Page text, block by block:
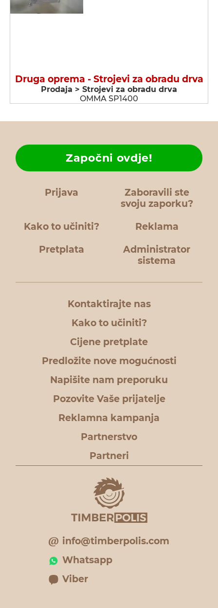
Druga oprema - Strojevi za obradu drva
Prodaja > Strojevi za obradu drva
OMMA SP1400
Prijava
Zaboravili ste
svoju zaporku?
Kako to učiniti?
Započni ovdje!
Reklama
Pretplata
Administrator
sistema
Kontaktirajte nas
Kako to učiniti?
Cijene pretplate
Predložite nove mogućnosti
Napišite nam preporuku
Pozovite Vaše prijatelje
Reklamna kampanja
Partnerstvo
Partneri
info@timberpolis.com
Whatsapp
Viber